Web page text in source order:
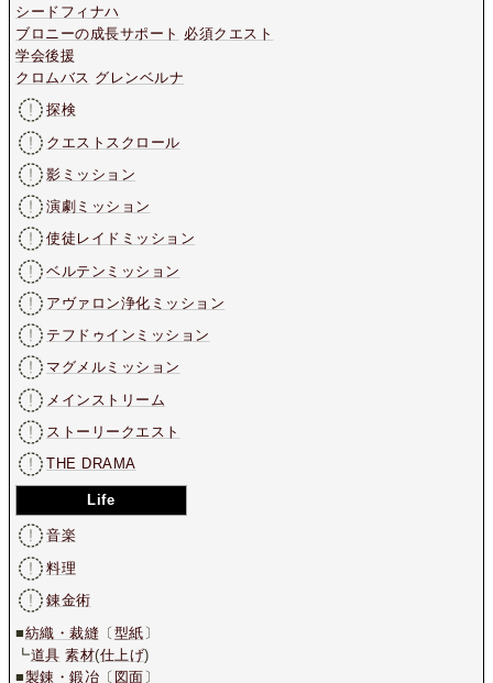
シードフィナハ
ブロニーの成長サポート 必須クエスト
学会後援
クロムバス グレンベルナ
探検
クエストスクロール
影ミッション
演劇ミッション
使徒レイドミッション
ベルテンミッション
アヴァロン浄化ミッション
テフドゥインミッション
マグメルミッション
メインストリーム
ストーリークエスト
THE DRAMA
Life
音楽
料理
錬金術
■紡織・裁縫 〔 型紙 〕
┗道具 素材(仕上げ)
■製錬・鍛冶 〔 図面 〕